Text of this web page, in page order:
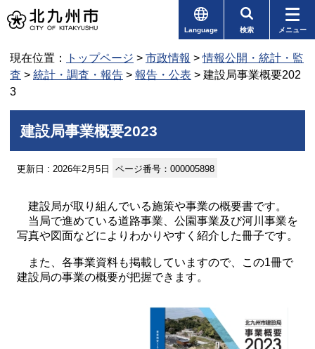
Language 検索 メニュー
現在位置： トップページ > 市政情報 >情報公開・統計・監
査 > 統計・調査・報告 > 報告・公表 > 建設局事業概要202
3
建設局事業概要2023
更新日 : 2026年2月5日 ページ番号：000005898
建設局が取り組んでいる施策や事業の概要書です。
当局で進めている道路事業、公園事業及び河川事業を
写真や図面などによりわかりやすく紹介した冊子です。
また、各事業資料も掲載していますので、この1冊で
建設局の事業の概要が把握できます。